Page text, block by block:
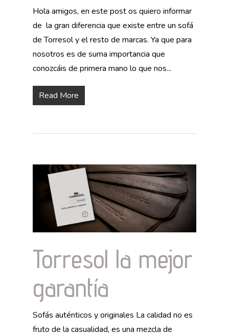
Hola amigos, en este post os quiero informar
de la gran diferencia que existe entre un sofá
de Torresol y el resto de marcas. Ya que para
nosotros es de suma importancia que
conozcáis de primera mano lo que nos...
Read More
Torresol la mejor
garantía
Sofás auténticos y originales La calidad no es
fruto de la casualidad, es una mezcla de